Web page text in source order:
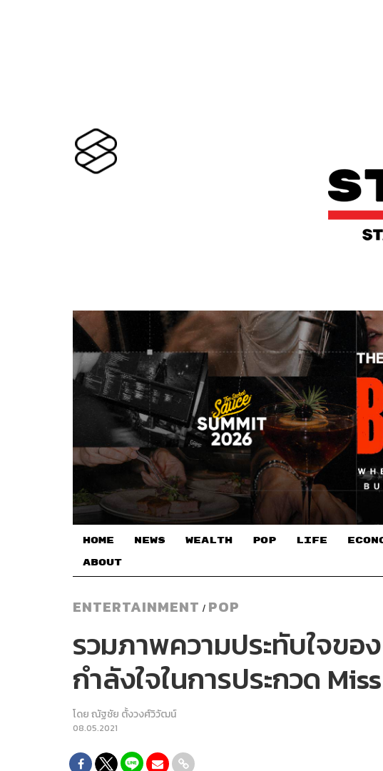
HOME NEWS WEALTH POP LIFE
ABOUT
ENTERTAINMENT / POP
รวมภาพความประทับใจขอ
กำลังใจในการประกวด
โดยณัฐชัย ตั้งวงศ์วิวัฒน์
08.05.2021